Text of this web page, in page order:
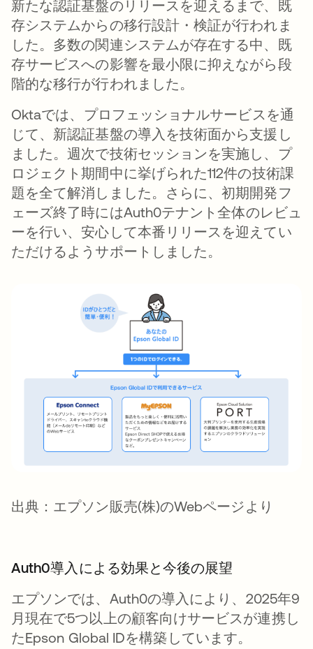
新たな認証基盤のリリースを迎えるまで、既
存システムからの移行設計・検証が行われま
した。多数の関連システムが存在する中、既
存サービスへの影響を最小限に抑えながら段
階的な移行が行われました。
Oktaでは、プロフェッショナルサービスを通
じて、新認証基盤の導入を技術面から支援し
ました。週次で技術セッションを実施し、プ
ロジェクト期間中に挙げられた112件の技術課
題を全て解消しました。さらに、初期開発フ
ェーズ終了時にはAuth0テナント全体のレビュ
ーを行い、安心して本番リリースを迎えてい
ただけるようサポートしました。
出典：エプソン販売(株)のWebページより
Auth0導入による効果と今後の展望
エプソンでは、Auth0の導入により、2025年9
月現在で5つ以上の顧客向けサービスが連携し
たEpson Global IDを構築しています。